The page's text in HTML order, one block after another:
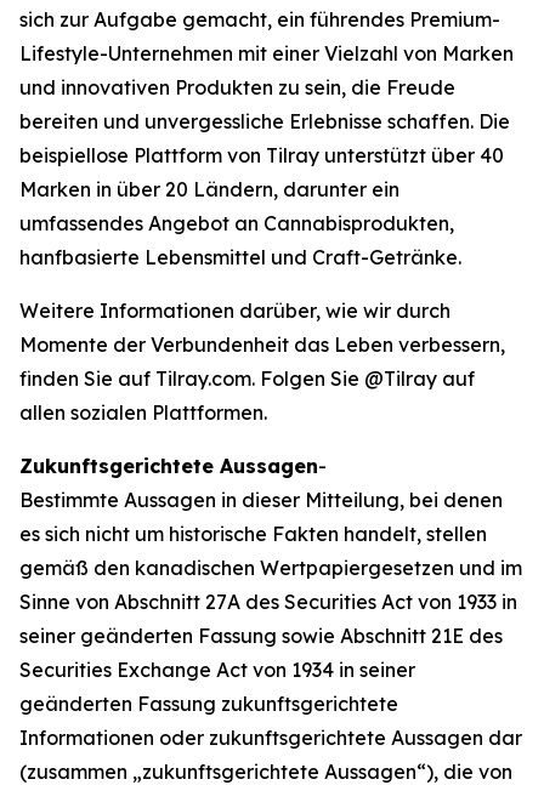
sich zur Aufgabe gemacht, ein führendes Premium-
Lifestyle-Unternehmen mit einer Vielzahl von Marken
und innovativen Produkten zu sein, die Freude
bereiten und unvergessliche Erlebnisse schaffen. Die
beispiellose Plattform von Tilray unterstützt über 40
Marken in über 20 Ländern, darunter ein
umfassendes Angebot an Cannabisprodukten,
hanfbasierte Lebensmittel und Craft-Getränke.
Weitere Informationen darüber, wie wir durch
Momente der Verbundenheit das Leben verbessern,
finden Sie auf Tilray.com. Folgen Sie @Tilray auf
allen sozialen Plattformen.
Zukunftsgerichtete Aussagen-
Bestimmte Aussagen in dieser Mitteilung, bei denen
es sich nicht um historische Fakten handelt, stellen
gemäß den kanadischen Wertpapiergesetzen und im
Sinne von Abschnitt 27A des Securities Act von 1933 in
seiner geänderten Fassung sowie Abschnitt 21E des
Securities Exchange Act von 1934 in seiner
geänderten Fassung zukunftsgerichtete
Informationen oder zukunftsgerichtete Aussagen dar
(zusammen „zukunftsgerichtete Aussagen“), die von